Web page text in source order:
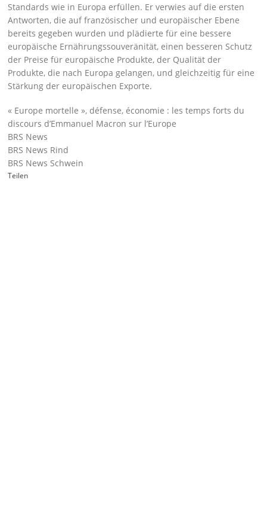
Standards wie in Europa erfüllen. Er verwies auf die ersten
Antworten, die auf französischer und europäischer Ebene
bereits gegeben wurden und plädierte für eine bessere
europäische Ernährungssouveränität, einen besseren Schutz
der Preise für europäische Produkte, der Qualität der
Produkte, die nach Europa gelangen, und gleichzeitig für eine
Stärkung der europäischen Exporte.
« Europe mortelle », défense, économie : les temps forts du
discours d’Emmanuel Macron sur l’Europe
BRS News
BRS News Rind
BRS News Schwein
Teilen